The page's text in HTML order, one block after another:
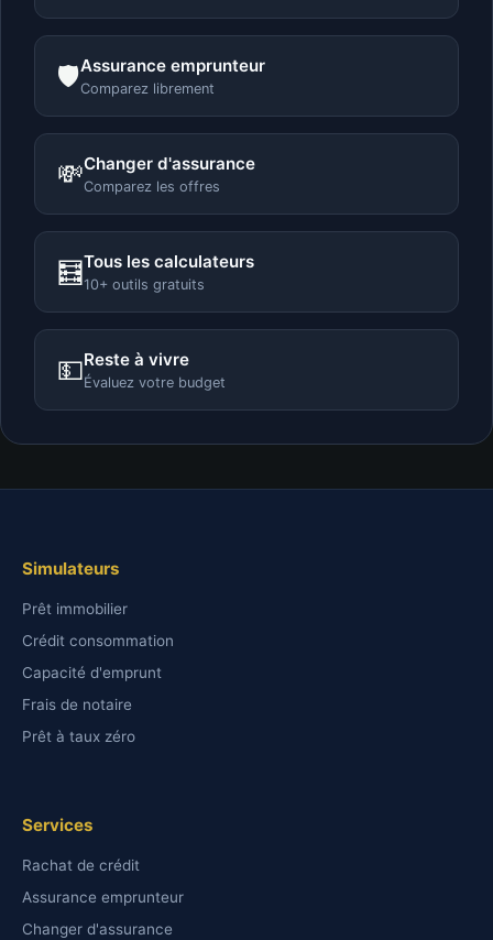
🛡️Assurance emprunteur
Comparez librement
💸Changer d'assurance
Comparez les offres
🧮Tous les calculateurs
10+ outils gratuits
💵Reste à vivre
Évaluez votre budget
Simulateurs
Prêt immobilier
Crédit consommation
Capacité d'emprunt
Frais de notaire
Prêt à taux zéro
Services
Rachat de crédit
Assurance emprunteur
Changer d'assurance